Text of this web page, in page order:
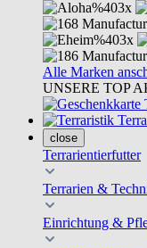
Alle Marken
UNSERE TOP
close
Terrarientierfutter
Terrarien &
Einrichtung &